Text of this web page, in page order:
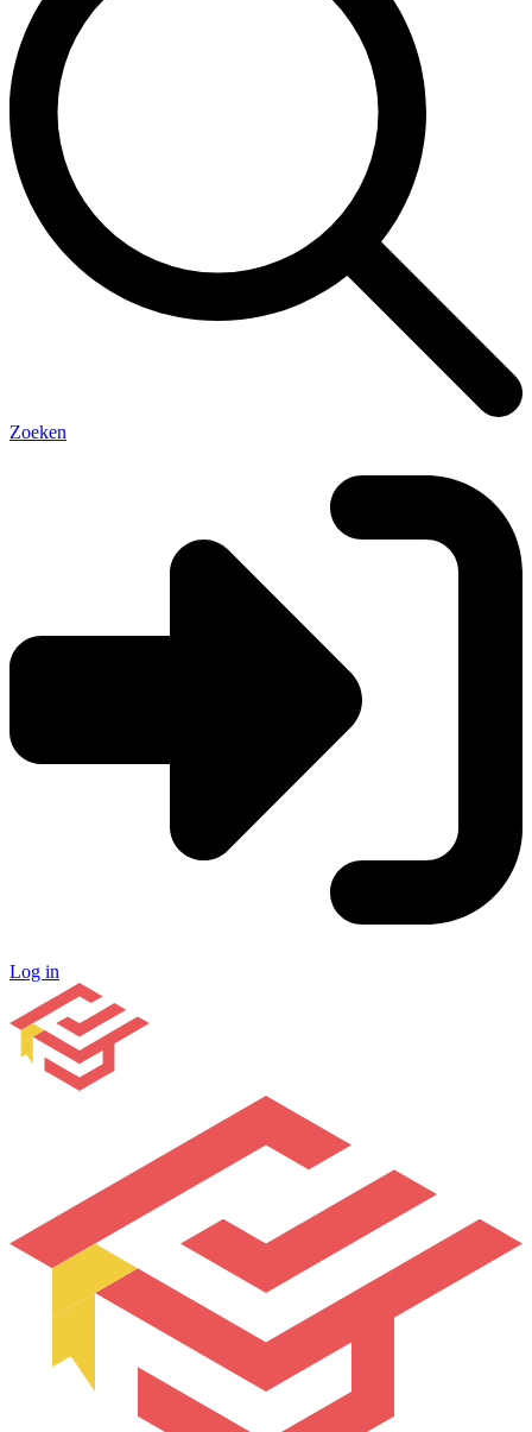
Zoeken
Log in